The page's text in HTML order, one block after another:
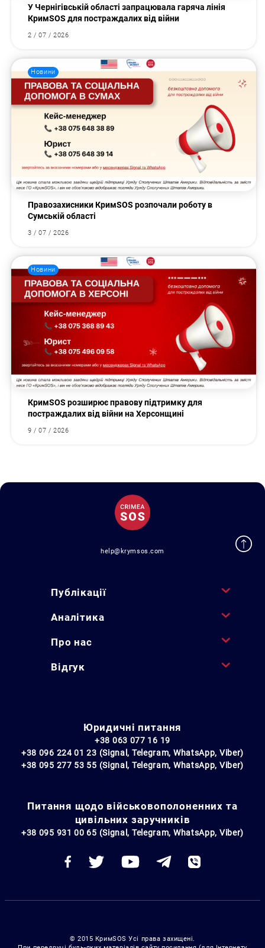
У Чернігівській області запрацювала гаряча лінія
КримSOS для постраждалих від війни
2 / 07 / 2026
Новини
Правозахисники КримSOS розпочали роботу в
Сумській області
3 / 07 / 2026
Новини
КримSOS розширює правову підтримку для
постраждалих від війни на Херсонщині
9 / 07 / 2026
help@krymsos.com
Публікації
Аналітика
Про нас
Відгук
Юридичні питання
+38 063 077 16 19
+38 096 224 01 23 (Signal, Telegram, WhatsApp, Viber)
+38 095 277 53 55 (Signal, Telegram, WhatsApp, Viber)
Питання щодо військовополоненних та
цивільних заручників
+38 095 931 00 65 (Signal, Telegram, WhatsApp, Viber)
© 2015 КримSOS Усі права захищені.